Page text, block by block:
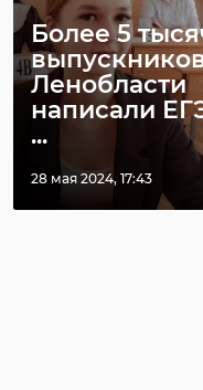
Более 5
Ленобласти
написали
...
28 мая 2024, 17:43